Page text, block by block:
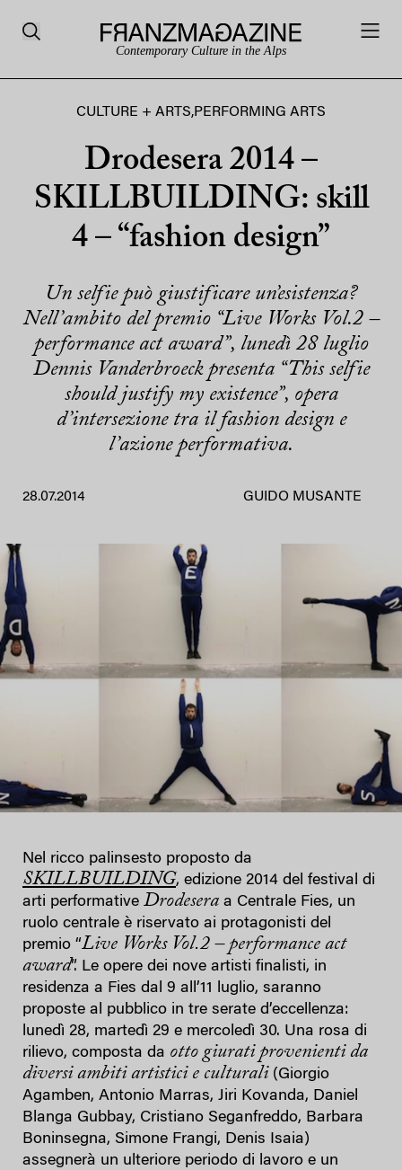
Contemporary Culture in the Alps
CULTURE + ARTS,PERFORMING ARTS
Drodesera 2014 –
SKILLBUILDING: skill
4 – “fashion design”
Un selfie può giustificare un’esistenza?
Nell’ambito del premio “Live Works Vol.2 –
performance act award”, lunedì 28 luglio
Dennis Vanderbroeck presenta “This selfie
should justify my existence”, opera
d’intersezione tra il fashion design e
l’azione performativa.
28.07.2014 GUIDO MUSANTE
Nel ricco palinsesto proposto da
SKILLBUILDING, edizione 2014 del festival di
arti performative Drodesera a Centrale Fies, un
ruolo centrale è riservato ai protagonisti del
premio “Live Works Vol.2 – performance act
award”. Le opere dei nove artisti finalisti, in
residenza a Fies dal 9 all’11 luglio, saranno
proposte al pubblico in tre serate d’eccellenza:
lunedì 28, martedì 29 e mercoledì 30. Una rosa di
rilievo, composta da otto giurati provenienti da
diversi ambiti artistici e culturali (Giorgio
Agamben, Antonio Marras, Jiri Kovanda, Daniel
Blanga Gubbay, Cristiano Seganfreddo, Barbara
Boninsegna, Simone Frangi, Denis Isaia)
assegnerà un ulteriore periodo di lavoro e un